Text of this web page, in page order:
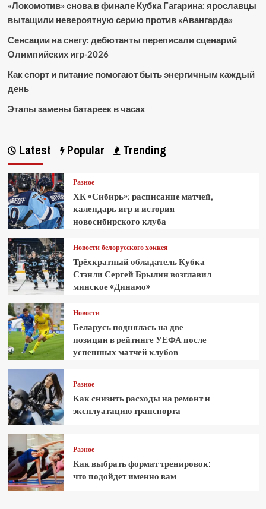
«Локомотив» снова в финале Кубка Гагарина: ярославцы
вытащили невероятную серию против «Авангарда»
Сенсации на снегу: дебютанты переписали сценарий
Олимпийских игр-2026
Как спорт и питание помогают быть энергичным каждый
день
Этапы замены батареек в часах
Latest Popular Trending
Разное
ХК «Сибирь»: расписание матчей,
календарь игр и история
новосибирского клуба
Новости белорусского хоккея
Трёхкратный обладатель Кубка
Стэнли Сергей Брылин возглавил
минское «Динамо»
Новости
Беларусь поднялась на две
позиции в рейтинге УЕФА после
успешных матчей клубов
Разное
Как снизить расходы на ремонт и
эксплуатацию транспорта
Разное
Как выбрать формат тренировок:
что подойдет именно вам